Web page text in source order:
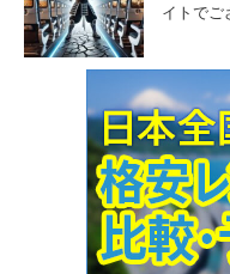
イトでご